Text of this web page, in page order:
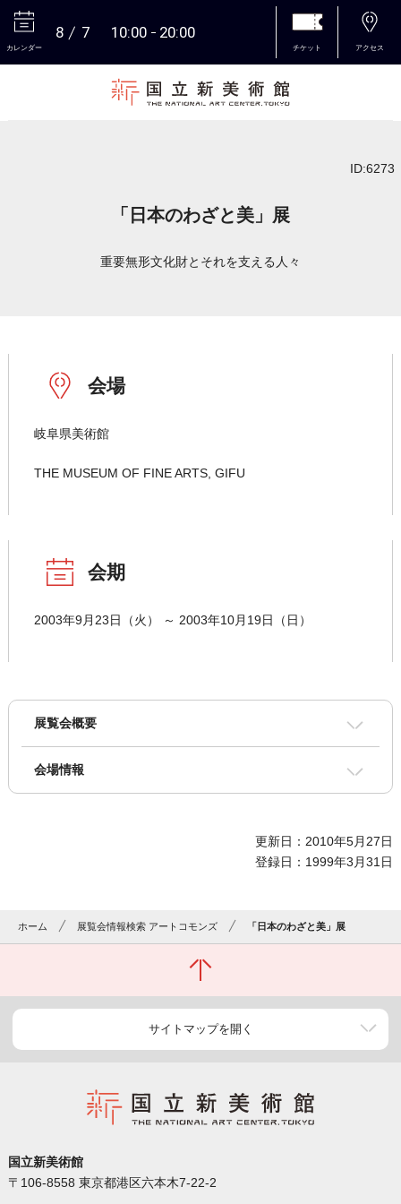
カレンダー
8 7 10:00 20:00
チケット アクセス
ID:6273
「日本のわざと美」展
重要無形文化財とそれを支える人々
会場
岐阜県美術館
THE MUSEUM OF FINE ARTS, GIFU
会期
2003年9月23日（火） ～ 2003年10月19日（日）
展覧会概要
会場情報
更新日：2010年5月27日
登録日：1999年3月31日
ホーム 展覧会情報検索 アートコモンズ 「日本のわざと美」展
サイトマップを開く
国立新美術館
〒106-8558 東京都港区六本木7-22-2